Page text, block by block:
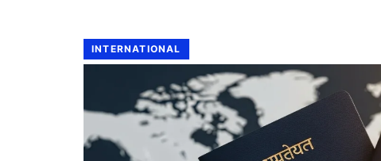
INTERNATIONAL